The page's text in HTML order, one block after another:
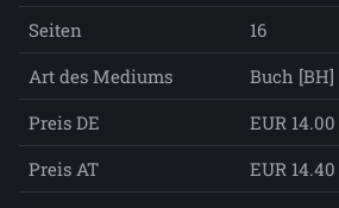
Seiten
16
Art des Mediums
Buch [BH]
Preis DE
EUR 14.00
Preis AT
EUR 14.40